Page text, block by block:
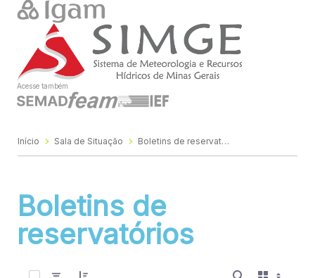
Acesse também
Início Sala de Situação Boletins de reservatórios
Boletins de
reservatórios